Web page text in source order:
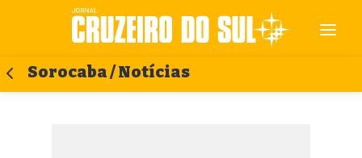
Sorocaba / Notícias